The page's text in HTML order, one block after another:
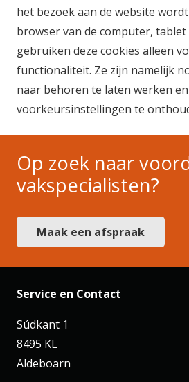
het bezoek aan de website
browser van de computer,
gebruiken deze cookies alleen
functionaliteit. Ze zijn namelijk
naar behoren te laten werken
voorkeursinstellingen te
Op zoek naar
vakspecialisten?
Maak een afspraak
Service en Contact
Súdkant 1
8495 KL
Aldeboarn